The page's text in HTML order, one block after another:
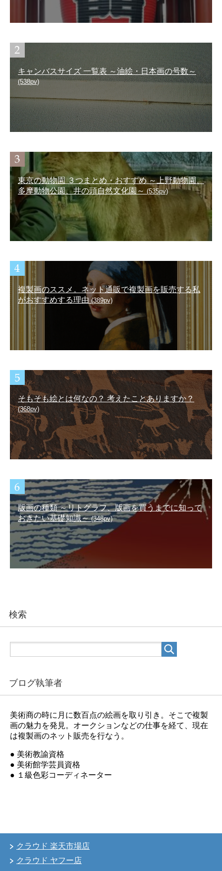
キャンバスサイズ 一覧表 ～油絵・日本画の号数～
(538pv)
東京の動物園 ３つまとめ・おすすめ ～上野動物園、
多摩動物公園、井の頭自然文化園～ (535pv)
複製画のススメ。ネット通販で複製画を販売する私
がおすすめする理由 (389pv)
そもそも絵とは何なの？ 考えたことありますか？
(368pv)
版画の種類 ～リトグラフ、版画を買うまでに知って
おきたい基礎知識～(348pv)
検索
ブログ執筆者
美術商の時に月に数百点の絵画を取り引き。そこで複製
画の魅力を発見。オークションなどの仕事を経て、現在
は複製画のネット販売を行なう。
● 美術教諭資格
● 美術館学芸員資格
● １級色彩コーディネーター
クラウド 楽天市場店
クラウド ヤフー店